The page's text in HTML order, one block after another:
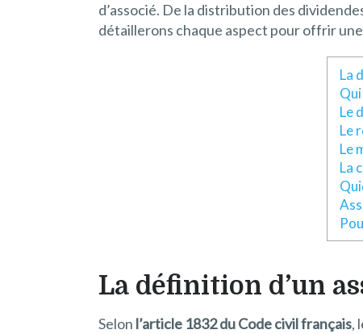
d’associé. De la distribution des
détaillerons chaque aspect pour offrir
La
Le
Le
Le
La
La définition d’un
Selon l’article 1832 du Code civil français,